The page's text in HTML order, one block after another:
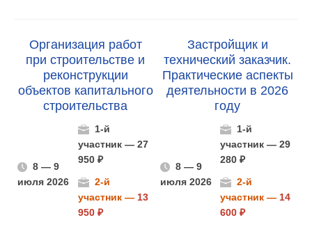
Организация работ
при строительстве и
реконструкции
объектов капитального
строительства
Застройщик и
технический заказчик.
Практические аспекты
деятельности в 2026
году
8 — 9
июля 2026
1-й
участник — 27
950 ₽
2-й
участник — 13
950 ₽
8 — 9
июля 2026
1-й
участник — 29
280 ₽
2-й
участник — 14
600 ₽